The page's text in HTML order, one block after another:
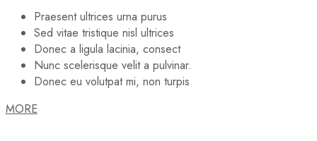
Praesent ultrices urna purus
Sed vitae tristique nisl ultrices
Donec a ligula lacinia, consect
Nunc scelerisque velit a pulvinar.
Donec eu volutpat mi, non turpis
MORE